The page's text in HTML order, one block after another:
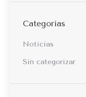
Categorías
Noticias
Sin categorizar